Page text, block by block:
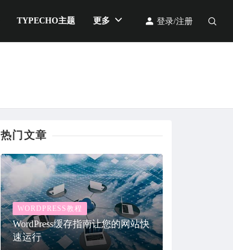
TYPECHO主题 更多 登录/注册
热门文章
WORDPRESS教程
WordPress缓存指南让您的网站快
速运行